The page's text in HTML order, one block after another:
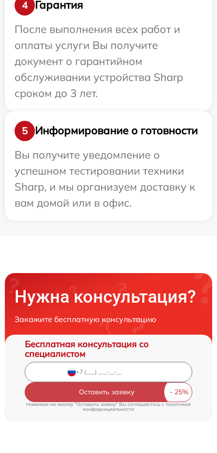
4
Гарантия
После выполнения всех работ и
оплаты услуги Вы получите
документ о гарантийном
обслуживании устройства Sharp
сроком до 3 лет.
5
Информирование о готовности
Вы получите уведомление о
успешном тестировании техники
Sharp, и мы организуем доставку к
вам домой или в офис.
Нужна консультация?
Закажите бесплатную консультацию
Бесплатная консультация со
специалистом
Оставить заявку
Нажимая на кнопку "Оставить заявку" Вы соглашаетесь cполитикой
конфиденциальности